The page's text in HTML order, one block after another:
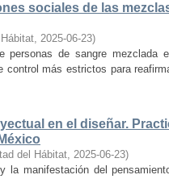
sociales de las
, 2025-06-23)
personas de sangre
control más estrictos para
en el diseñar.
del Hábitat, 2025-06-23)
la manifestación del